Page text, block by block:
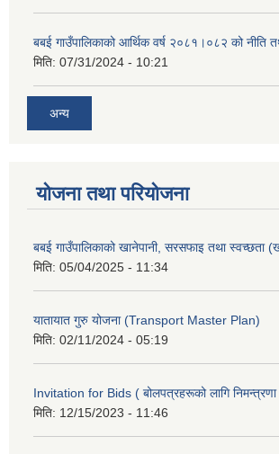
बबई गाउँपालिकाको आर्थिक वर्ष २०८१।०८२ को नीति
मिति: 07/31/2024 - 10:21
अन्य
योजना तथा परियोजना
बबई गाउँपालिकाको खानेपानी, सरसफाइ तथा स्वच्छता
मिति: 05/04/2025 - 11:34
यातायात गुरु योजना (Transport Master Plan)
मिति: 02/11/2024 - 05:19
Invitation for Bids ( बोलपत्रहरूको लागि निमन्त्रणा
मिति: 12/15/2023 - 11:46